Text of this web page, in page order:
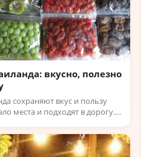
вкусно, полезно
сохраняют вкус и пользу
места и подходят в дорогу.